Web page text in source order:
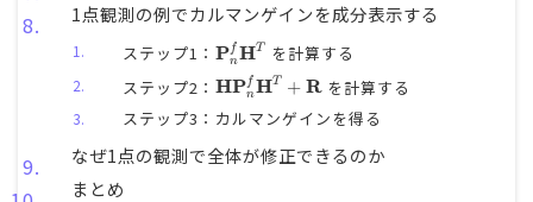
1点観測の例でカルマンゲインを成分表示する
ステップ1： P f
nHT
PnfHT を計算する
ステップ2： HP f
nHT + R
HPnfHT R
を計算する
ステップ3：カルマンゲインを得る
なぜ1点の観測で全体が修正できるのか
まとめ